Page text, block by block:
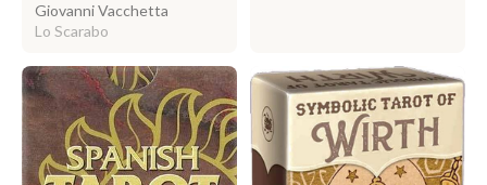
Giovanni Vacchetta
Lo Scarabo